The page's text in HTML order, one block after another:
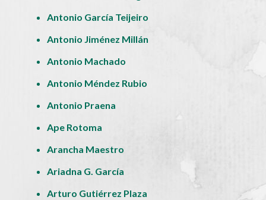
Antonio García Teijeiro
Antonio Jiménez Millán
Antonio Machado
Antonio Méndez Rubio
Antonio Praena
Ape Rotoma
Arancha Maestro
Ariadna G. García
Arturo Gutiérrez Plaza